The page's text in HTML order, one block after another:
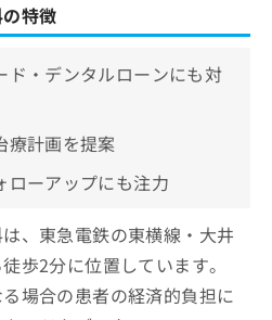
特徴
ド・デンタルローンにも対
療計画を提案
ローアップにも注力
、東急電鉄の東横線・大井
歩2分に位置しています。
場合の患者の経済的負担に